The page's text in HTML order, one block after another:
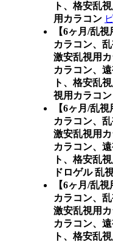
ト、格安乱
用カラコン
【6ヶ月/乱
カラコン、
激安乱視用
カラコン、
ト、格安乱
視用カラコン
【6ヶ月/乱
カラコン、
激安乱視用
カラコン、
ト、格安乱
ドロゲル 乱
【6ヶ月/乱
カラコン、
激安乱視用
カラコン、
ト、格安乱